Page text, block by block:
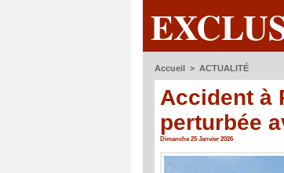
Accueil > ACTUALITÉ
Accident à
perturbée
Dimanche 25 Janvier 2026